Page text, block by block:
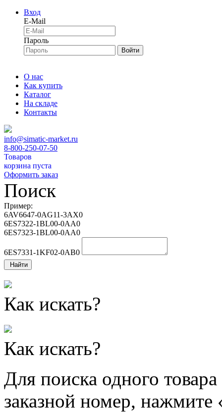
Вход
E-Mail
Пароль
Войти
О нас
Как купить
Каталог
На складе
Контакты
info@simatic-market.ru
8-800-250-07-50
Товаров
корзина пуста
Оформить заказ
Поиск
Пример:
6AV6647-0AG11-3AX0
6ES7322-1BL00-0AA0
6ES7323-1BL00-0AA0
6ES7331-1KF02-0AB0
Найти
Как искать?
Как искать?
Для поиска одного
заказной номер, нажмите